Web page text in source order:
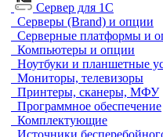
Сервер для 1С
Серверы (Brand) и опции
Серверные платформы и
Компьютеры и опции
Ноутбуки и планшетные
Мониторы, телевизоры
Принтеры, сканеры, МФУ
Программное обеспечение
Комплектующие
Источники